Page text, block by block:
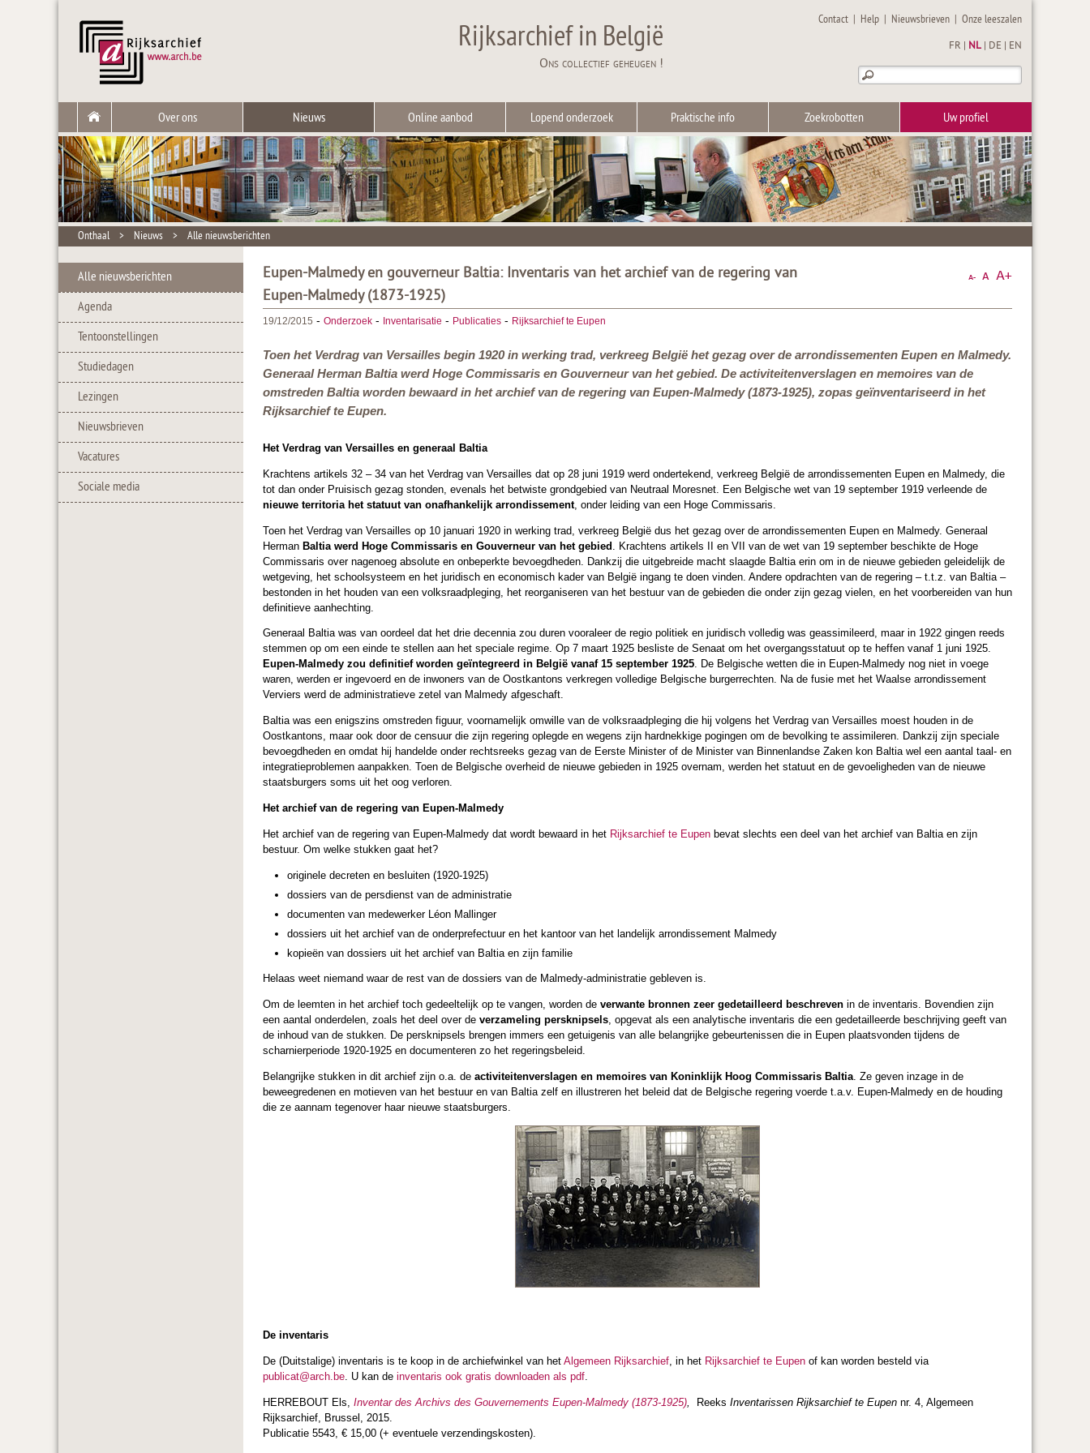
Rijksarchief in België
Ons collectief geheugen !
Contact | Help | Nieuwsbrieven |Onze leeszalen
FR NL DE EN
Over ons Nieuws Online aanbod Lopend onderzoek Praktische info Zoekrobotten Uw profiel
Onthaal > Nieuws > Alle nieuwsberichten
Alle nieuwsberichten
Agenda
Tentoonstellingen
Studiedagen
Lezingen
Nieuwsbrieven
Vacatures
Sociale media
Eupen-Malmedy en gouverneur Baltia: Inventaris van het archief van de regering van
Eupen-Malmedy (1873-1925)
19/12/2015 - Onderzoek - Inventarisatie - Publicaties - Rijksarchief te Eupen
Toen het Verdrag van Versailles begin 1920 in werking trad, verkreeg België het gezag over de arrondissementen Eupen en Malmedy.
Generaal Herman Baltia werd Hoge Commissaris en Gouverneur van het gebied. De activiteitenverslagen en memoires van de
omstreden Baltia worden bewaard in het archief van de regering van Eupen-Malmedy (1873-1925), zopas geïnventariseerd in het
Rijksarchief te Eupen.
Het Verdrag van Versailles en generaal Baltia
Krachtens artikels 32 – 34 van het Verdrag van Versailles dat op 28 juni 1919 werd ondertekend, verkreeg België de arrondissementen Eupen en Malmedy, die
tot dan onder Pruisisch gezag stonden, evenals het betwiste grondgebied van Neutraal Moresnet. Een Belgische wet van 19 september 1919 verleende de
nieuwe territoria het statuut van onafhankelijk arrondissement, onder leiding van een Hoge Commissaris.
Toen het Verdrag van Versailles op 10 januari 1920 in werking trad, verkreeg België dus het gezag over de arrondissementen Eupen en Malmedy. Generaal
Herman Baltia werd Hoge Commissaris en Gouverneur van het gebied . Krachtens artikels II en VII van de wet van 19 september beschikte de Hoge
Commissaris over nagenoeg absolute en onbeperkte bevoegdheden. Dankzij die uitgebreide macht slaagde Baltia erin om in de nieuwe gebieden geleidelijk de
wetgeving, het schoolsysteem en het juridisch en economisch kader van België ingang te doen vinden. Andere opdrachten van de regering – t.t.z. van Baltia –
bestonden in het houden van een volksraadpleging, het reorganiseren van het bestuur van de gebieden die onder zijn gezag vielen, en het voorbereiden van hun
definitieve aanhechting.
Generaal Baltia was van oordeel dat het drie decennia zou duren vooraleer de regio politiek en juridisch volledig was geassimileerd, maar in 1922 gingen reeds
stemmen op om een einde te stellen aan het speciale regime. Op 7 maart 1925 besliste de Senaat om het overgangsstatuut op te heffen vanaf 1 juni 1925.
Eupen-Malmedy zou definitief worden geïntegreerd in België vanaf 15 september 1925. De Belgische wetten die in Eupen-Malmedy nog niet in voege
waren, werden er ingevoerd en de inwoners van de Oostkantons verkregen volledige Belgische burgerrechten. Na de fusie met het Waalse arrondissement
Verviers werd de administratieve zetel van Malmedy afgeschaft.
Baltia was een enigszins omstreden figuur, voornamelijk omwille van de volksraadpleging die hij volgens het Verdrag van Versailles moest houden in de
Oostkantons, maar ook door de censuur die zijn regering oplegde en wegens zijn hardnekkige pogingen om de bevolking te assimileren. Dankzij zijn speciale
bevoegdheden en omdat hij handelde onder rechtsreeks gezag van de Eerste Minister of de Minister van Binnenlandse Zaken kon Baltia wel een aantal taal- en
integratieproblemen aanpakken. Toen de Belgische overheid de nieuwe gebieden in 1925 overnam, werden het statuut en de gevoeligheden van de nieuwe
staatsburgers soms uit het oog verloren.
Het archief van de regering van Eupen-Malmedy
Het archief van de regering van Eupen-Malmedy dat wordt bewaard in het Rijksarchief te Eupen bevat slechts een deel van het archief van Baltia en zijn
bestuur. Om welke stukken gaat het?
originele decreten en besluiten (1920-1925)
dossiers van de persdienst van de administratie
documenten van medewerker Léon Mallinger
dossiers uit het archief van de onderprefectuur en het kantoor van het landelijk arrondissement Malmedy
kopieën van dossiers uit het archief van Baltia en zijn familie
Helaas weet niemand waar de rest van de dossiers van de Malmedy-administratie gebleven is.
Om de leemten in het archief toch gedeeltelijk op te vangen, worden de verwante bronnen zeer gedetailleerd beschreven in de inventaris. Bovendien zijn
een aantal onderdelen, zoals het deel over de verzameling persknipsels, opgevat als een analytische inventaris die een gedetailleerde beschrijving geeft van
de inhoud van de stukken. De persknipsels brengen immers een getuigenis van alle belangrijke gebeurtenissen die in Eupen plaatsvonden tijdens de
scharnierperiode 1920-1925 en documenteren zo het regeringsbeleid.
Belangrijke stukken in dit archief zijn o.a. de activiteitenverslagen en memoires van Koninklijk Hoog Commissaris Baltia . Ze geven inzage in de
beweegredenen en motieven van het bestuur en van Baltia zelf en illustreren het beleid dat de Belgische regering voerde t.a.v. Eupen-Malmedy en de houding
die ze aannam tegenover haar nieuwe staatsburgers.
De inventaris
De (Duitstalige) inventaris is te koop in de archiefwinkel van het Algemeen Rijksarchief, in het Rijksarchief te Eupen of kan worden besteld via
publicat@arch.be. U kan de inventaris ook gratis downloaden als pdf.
HERREBOUT Els, Inventar des Archivs des Gouvernements Eupen-Malmedy (1873-1925) Reeks Inventarissen Rijksarchief te Eupen nr. 4, Algemeen
Rijksarchief, Brussel, 2015.
Publicatie 5543, € 15,00 (+ eventuele verzendingskosten).